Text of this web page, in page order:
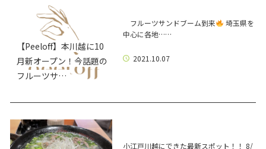
【Peeloff】本川越に10
月新オープン！今話題の
フルーツサ…
フルーツサンドブーム到来
埼玉県を
中心に各地……
2021.10.07
小江戸川越にできた最新スポット！！ 8/